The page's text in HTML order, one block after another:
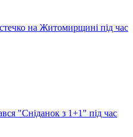
на Житомирщині під час
"Сніданок з 1+1" під час